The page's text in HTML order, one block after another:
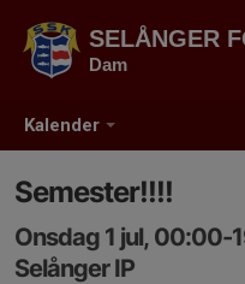
Kalender
SELÅNGER
Dam
Semester!!!!
Onsdag 1 jul, 00:00-
Selånger IP